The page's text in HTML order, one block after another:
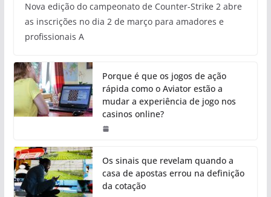
Nova edição do campeonato de Counter-Strike 2 abre
as inscrições no dia 2 de março para amadores e
profissionais A
Porque é que os jogos de ação
rápida como o Aviator estão a
mudar a experiência de jogo nos
casinos online?
Os sinais que revelam quando a
casa de apostas errou na definição
da cotação